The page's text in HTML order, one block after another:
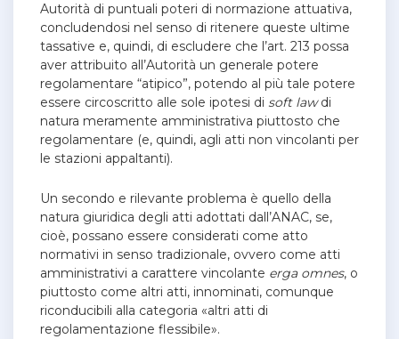
Autorità di puntuali poteri di normazione attuativa,
concludendosi nel senso di ritenere queste ultime
tassative e, quindi, di escludere che l’art. 213 possa
aver attribuito all’Autorità un generale potere
regolamentare “atipico”, potendo al più tale potere
essere circoscritto alle sole ipotesi di soft lawdi
natura meramente amministrativa piuttosto che
regolamentare (e, quindi, agli atti non vincolanti per
le stazioni appaltanti).
Un secondo e rilevante problema è quello della
natura giuridica degli atti adottati dall’ANAC, se,
cioè, possano essere considerati come atto
normativi in senso tradizionale, ovvero come atti
amministrativi a carattere vincolante erga omnes, o
piuttosto come altri atti, innominati, comunque
riconducibili alla categoria «altri atti di
regolamentazione flessibile».